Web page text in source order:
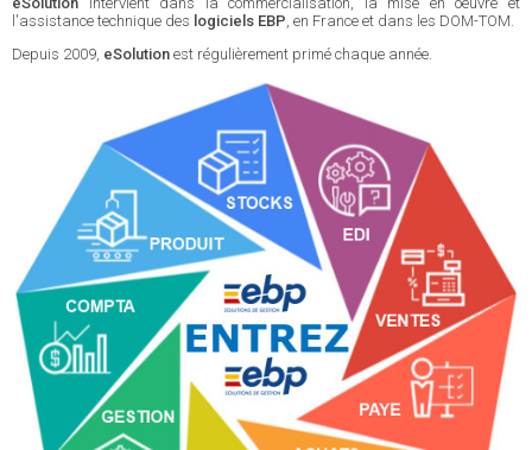
l'assistance technique des logiciels EBP, en France et dans les DOM-TOM.
Depuis 2009, eSolution est régulièrement primé chaque année.